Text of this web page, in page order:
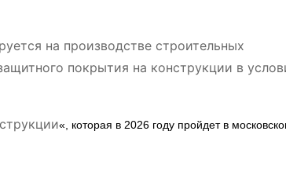
на производстве строительных
покрытия на конструкции в
«, которая в 2026 году пройдет в